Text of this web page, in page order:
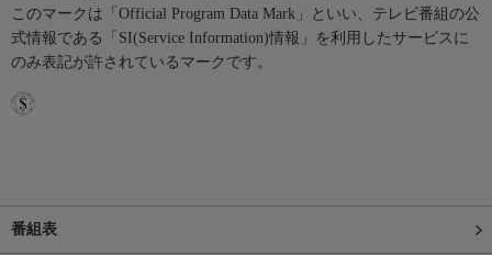
このマークは「Official Program Data Mark」といい、テレビ番組の公
式情報である「SI(Service Information)情報」を利用したサービスに
のみ表記が許されているマークです。
番組表